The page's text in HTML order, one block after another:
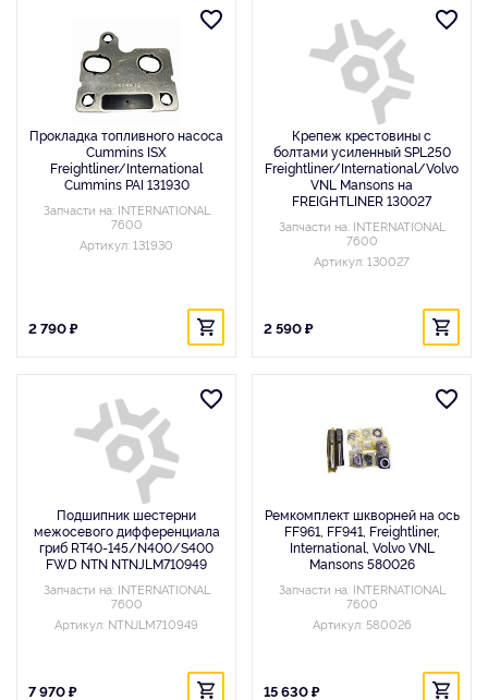
Прокладка топливного насоса
Cummins ISX
Freightliner/International
Cummins PAI 131930
Запчасти на: INTERNATIONAL
7600
Артикул: 131930
2 790 ₽
Крепеж крестовины с
болтами усиленный SPL250
Freightliner/International/Volvo
VNL Mansons на
FREIGHTLINER 130027
Запчасти на: INTERNATIONAL
7600
Артикул: 130027
2 590 ₽
Подшипник шестерни
межосевого дифференциала
гриб RT40-145/N400/S400
FWD NTN NTNJLM710949
Запчасти на: INTERNATIONAL
7600
Артикул: NTNJLM710949
7 970 ₽
Ремкомплект шкворней на ось
FF961, FF941, Freightliner,
International, Volvo VNL
Mansons 580026
Запчасти на: INTERNATIONAL
7600
Артикул: 580026
15 630 ₽